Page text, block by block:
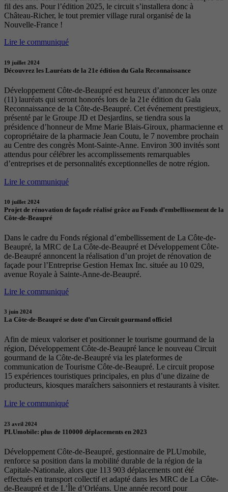
fil des ans. Pour l’édition 2025, le circuit s’installera donc à
Château-Richer, le tout premier village rural organisé de la
Nouvelle-France !
Lire le communiqué
19 juillet 2024
Découvrez les Lauréats de la 21e édition du Gala Reconnaissance
Développement Côte-de-Beaupré est heureux d’annoncer les onze
(11) lauréats qui seront honorés lors de la 21e édition du Gala
Reconnaissance de la Côte-de-Beaupré. Cet événement prestigieux,
présenté par le Groupe JD et Desjardins, se tiendra sous la
présidence d’honneur de Mme Marie Blais-Giroux, pharmacienne et
copropriétaire de la pharmacie Jean Coutu, le 7 novembre prochain
au Centre des congrès Mont-Sainte-Anne. Environ 300 invités sont
attendus pour célébrer les accomplissements remarquables
d’entreprises et de personnalités exceptionnelles de notre région.
Lire le communiqué
10 juillet 2024
Projet de rénovation de façade réalisé grâce au Fonds d’embellissement de la
Côte-de-Beaupré
Dans le cadre du Fonds régional d’embellissement de La Côte-de-
Beaupré, la MRC de La Côte-de-Beaupré et Développement Côte-
de-Beaupré annoncent la réalisation d’un projet de rénovation de
façade pour l’Entreprise Gestion Hemax Inc. située au 10 029,
avenue Royale à Sainte-Anne-de-Beaupré.
Lire le communiqué
3 juin 2024
La Côte-de-Beaupré se dote d’un Circuit gourmand officiel
Afin de mieux valoriser et positionner le tourisme gourmand de la
région, Développement Côte-de-Beaupré lance le nouveau Circuit
gourmand de la Côte-de-Beaupré via les plateformes de
communication de Tourisme Côte-de-Beaupré. Le circuit propose
15 expériences touristiques principales, en plus d’une dizaine de
producteurs, kiosques maraîchers saisonniers et restaurants à visiter.
Lire le communiqué
23 avril 2024
PLUmobile: plus de 110000 déplacements en 2023
Développement Côte-de-Beaupré, gestionnaire de PLUmobile,
renforce sa position dans la mobilité durable de la région de la
Capitale-Nationale, alors que 113 903 déplacements ont été
effectués en transport collectif et adapté dans les MRC de La Côte-
de-Beaupré et de L’Île d’Orléans. Une année record pour